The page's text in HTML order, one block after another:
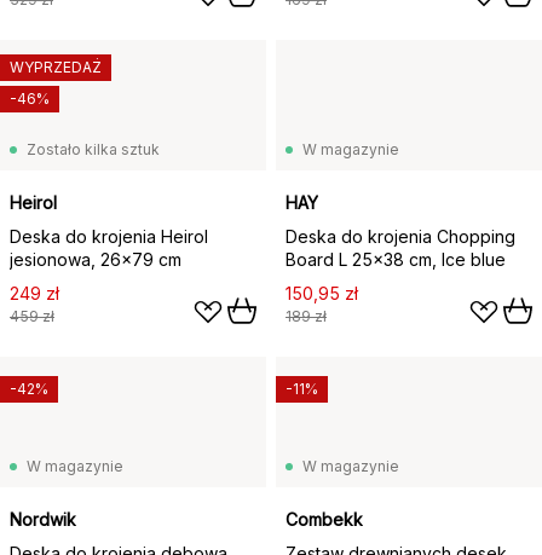
Zostało kilka sztuk
Heirol
Deska do krojenia Heirol
jesionowa, 26x79 cm
249 zł
459 zł
WYPRZEDAŻ
-46%
W magazynie
HAY
Deska do krojenia Chopping
Board L 25x38 cm, Ice blue
150,95 zł
189 zł
W magazynie
Nordwik
-42%
W magazynie
Combekk
-11%